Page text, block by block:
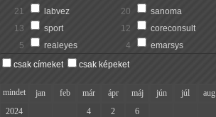
21
labvez 20 sanoma
13
sport 12 coreconsult
5
realeyes 4
emarsys
csak címeket
csak képeket
mindet jan feb már ápr máj jún júl aug
2024
4 2 6